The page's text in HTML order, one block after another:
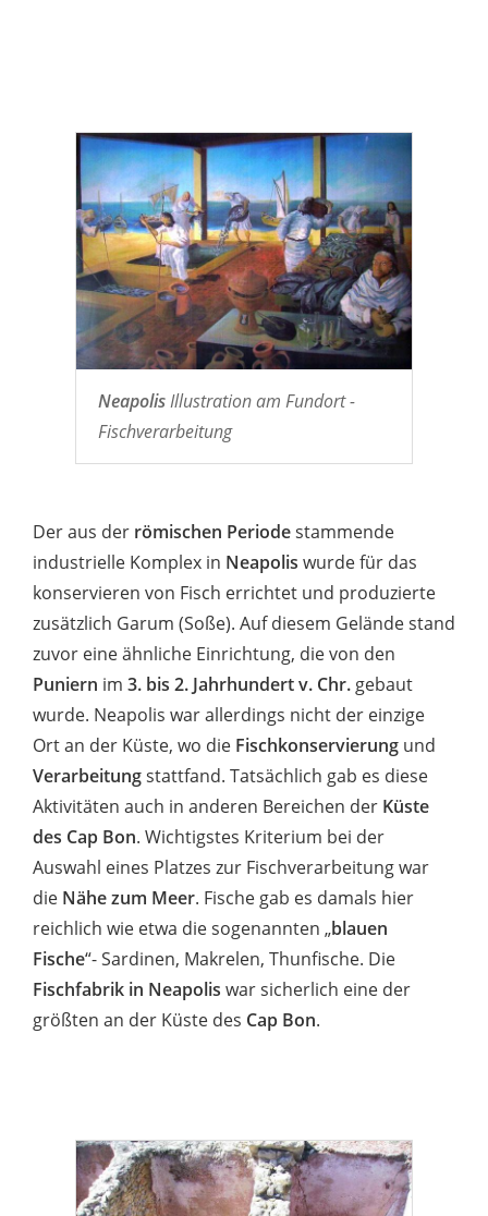
NeapolisIllustration am Fundort -
Fischverarbeitung
Der aus der römischen Periodestammende
industrielle Komplex in Neapolis wurde für das
konservieren von Fisch errichtet und produzierte
zusätzlich Garum (Soße). Auf diesem Gelände stand
zuvor eine ähnliche Einrichtung, die von den
Puniern im 3. bis 2. Jahrhundert v. Chr. gebaut
wurde. Neapolis war allerdings nicht der einzige
Ort an der Küste, wo die Fischkonservierung und
Verarbeitungstattfand. Tatsächlich gab es diese
Aktivitäten auch in anderen Bereichen der Küste
des Cap Bon. Wichtigstes Kriterium bei der
Auswahl eines Platzes zur Fischverarbeitung war
die Nähe zum Meer. Fische gab es damals hier
reichlich wie etwa die sogenannten „blauen
Fische“- Sardinen, Makrelen, Thunfische. Die
Fischfabrik in Neapolis war sicherlich eine der
größten an der Küste des Cap Bon.